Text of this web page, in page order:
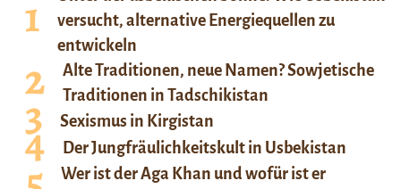
versucht, alternative Energiequellen zu
entwickeln
Alte Traditionen, neue Namen? Sowjetische
Traditionen in Tadschikistan
Sexismus in Kirgistan
Der Jungfräulichkeitskult in Usbekistan
Wer ist der Aga Khan und wofür ist er